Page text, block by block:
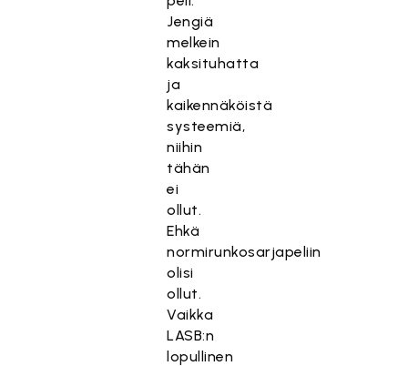
Jengiä
melkein
kaksituhatta
ja
kaikennäköistä
systeemiä,
niihin
tähän
ei
ollut.
Ehkä
normirunkosarjapeliin
olisi
ollut.
Vaikka
LASB:n
lopullinen